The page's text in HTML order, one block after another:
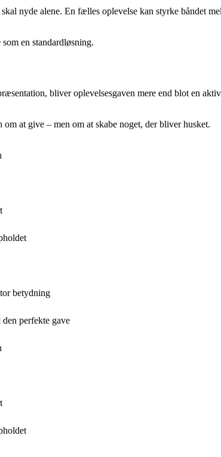
nyde alene. En fælles oplevelse kan styrke båndet
en standardløsning.
bliver oplevelsesgaven mere end blot en
at give – men om at skabe noget, der bliver husket.
betydning
perfekte gave